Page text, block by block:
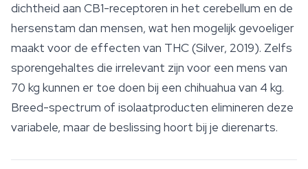
dichtheid aan CB1-receptoren in het cerebellum en de
hersenstam dan mensen, wat hen mogelijk gevoeliger
maakt voor de effecten van THC (Silver, 2019). Zelfs
sporengehaltes die irrelevant zijn voor een mens van
70 kg kunnen er toe doen bij een chihuahua van 4 kg.
Breed-spectrum of isolaatproducten elimineren deze
variabele, maar de beslissing hoort bij je dierenarts.